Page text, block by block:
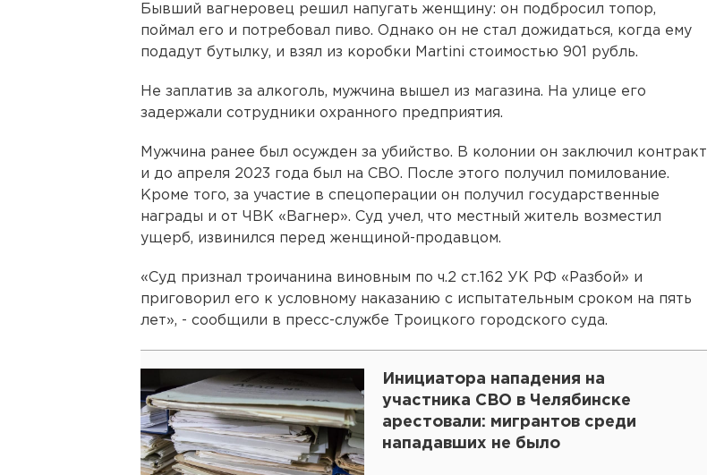
Бывший вагнеровец решил напугать женщину: он подбросил топор,
поймал его и потребовал пиво. Однако он не стал дожидаться, когда ему
подадут бутылку, и взял из коробки Martini стоимостью 901 рубль.
Не заплатив за алкоголь, мужчина вышел из магазина. На улице его
задержали сотрудники охранного предприятия.
Мужчина ранее был осужден за убийство. В колонии он заключил контракт
и до апреля 2023 года был на СВО. После этого получил помилование.
Кроме того, за участие в спецоперации он получил государственные
награды и от ЧВК «Вагнер». Суд учел, что местный житель возместил
ущерб, извинился перед женщиной-продавцом.
«Суд признал троичанина виновным по ч.2 ст.162 УК РФ «Разбой» и
приговорил его к условному наказанию с испытательным сроком на пять
лет», - сообщили в пресс-службе Троицкого городского суда.
Инициатора нападения на
участника СВО в Челябинске
арестовали: мигрантов среди
нападавших не было